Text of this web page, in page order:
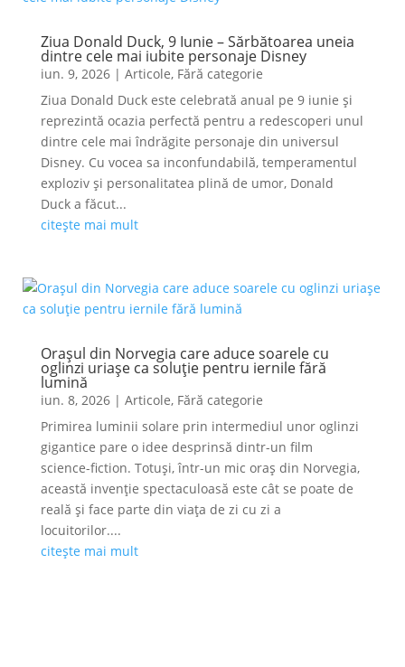
Ziua Donald Duck, 9 Iunie – Sărbătoarea uneia
dintre cele mai iubite personaje Disney
iun. 9, 2026| Articole, Fără categorie
Ziua Donald Duck este celebrată anual pe 9 iunie și
reprezintă ocazia perfectă pentru a redescoperi unul
dintre cele mai îndrăgite personaje din universul
Disney. Cu vocea sa inconfundabilă, temperamentul
exploziv și personalitatea plină de umor, Donald
Duck a făcut...
citește mai mult
Orașul din Norvegia care aduce soarele cu
oglinzi uriașe ca soluție pentru iernile fără
lumină
iun. 8, 2026| Articole, Fără categorie
Primirea luminii solare prin intermediul unor oglinzi
gigantice pare o idee desprinsă dintr-un film
science-fiction. Totuși, într-un mic oraș din Norvegia,
această invenție spectaculoasă este cât se poate de
reală și face parte din viața de zi cu zi a
locuitorilor....
citește mai mult